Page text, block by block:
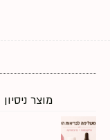
מוצר ניסיון